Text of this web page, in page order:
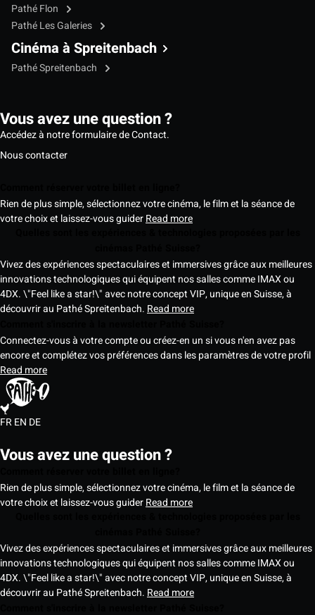
Pathé Flon
Pathé Les Galeries
Cinéma à Spreitenbach
Pathé Spreitenbach
Vous avez une question ?
Accédez à notre formulaire de Contact.
Nous contacter
Rien de plus simple, sélectionnez votre cinéma, le film et la séance de
votre choix et laissez-vous guiderRead more
Vivez des expériences spectaculaires et immersives grâce aux meilleures
innovations technologiques qui équipent nos salles comme IMAX ou
4DX. \"Feel like a star!\" avec notre concept VIP, unique en Suisse, à
découvrir au Pathé Spreitenbach. Read more
Connectez-vous à votre compte ou créez-en un si vous n'en avez pas
encore et complétez vos préférences dans les paramètres de votre profil
Read more
FREN DE
Vous avez une question ?
Rien de plus simple, sélectionnez votre cinéma, le film et la séance de
votre choix et laissez-vous guiderRead more
Vivez des expériences spectaculaires et immersives grâce aux meilleures
innovations technologiques qui équipent nos salles comme IMAX ou
4DX. \"Feel like a star!\" avec notre concept VIP, unique en Suisse, à
découvrir au Pathé Spreitenbach. Read more